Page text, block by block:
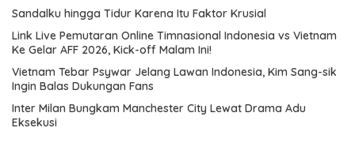
Sandalku hingga Tidur Karena Itu Faktor Krusial
Link Live Pemutaran Online Timnasional Indonesia vs Vietnam
Ke Gelar AFF 2026, Kick-off Malam Ini!
Vietnam Tebar Psywar Jelang Lawan Indonesia, Kim Sang-sik
Ingin Balas Dukungan Fans
Inter Milan Bungkam Manchester City Lewat Drama Adu
Eksekusi